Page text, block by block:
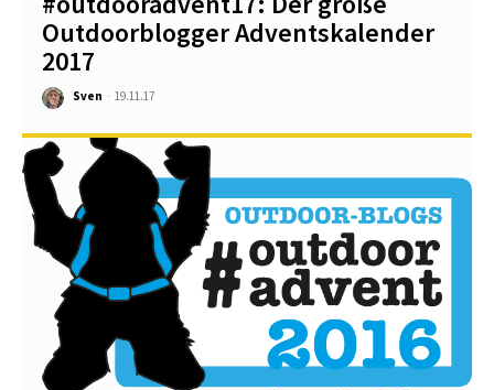
Outdoorblogger Adventskalender
2017
Sven - 19.11.17